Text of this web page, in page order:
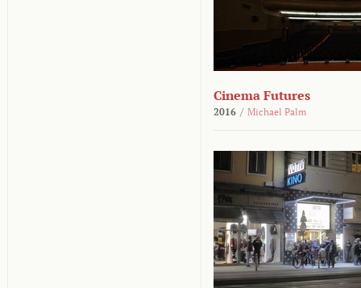
Cinema Futures
2016 / Michael Palm